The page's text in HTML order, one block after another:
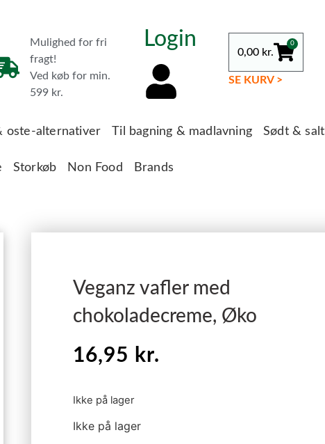
Mulighed for fri
fragt!
Ved køb for min.
599 kr.
Login
0,00 kr.
0
SE KURV >
oste-alternativer Til bagning & madlavning Sødt & salt
Storkøb Non Food Brands
Veganz vafler med
chokoladecreme, Øko
16,95 kr.
Ikke på lager
Ikke på lager